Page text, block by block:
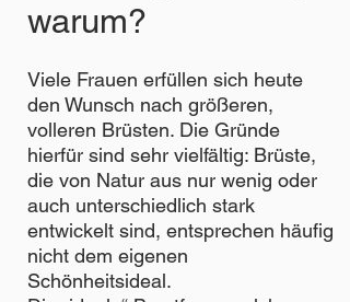
warum?
Viele Frauen erfüllen sich heute
den Wunsch nach größeren,
volleren Brüsten. Die Gründe
hierfür sind sehr vielfältig: Brüste,
die von Natur aus nur wenig oder
auch unterschiedlich stark
entwickelt sind, entsprechen häufig
nicht dem eigenen
Schönheitsideal.